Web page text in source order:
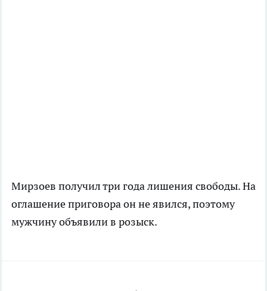
Мирзоев получил три года лишения свободы. На
оглашение приговора он не явился, поэтому
мужчину объявили в розыск.